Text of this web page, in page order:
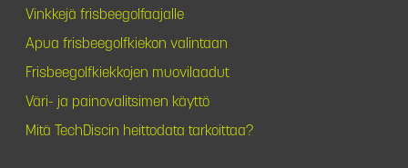
Vinkkejä frisbeegolfaajalle
Apua frisbeegolfkiekon valintaan
Frisbeegolfkiekkojen muovilaadut
Väri- ja painovalitsimen käyttö
Mitä TechDiscin heittodata tarkoittaa?